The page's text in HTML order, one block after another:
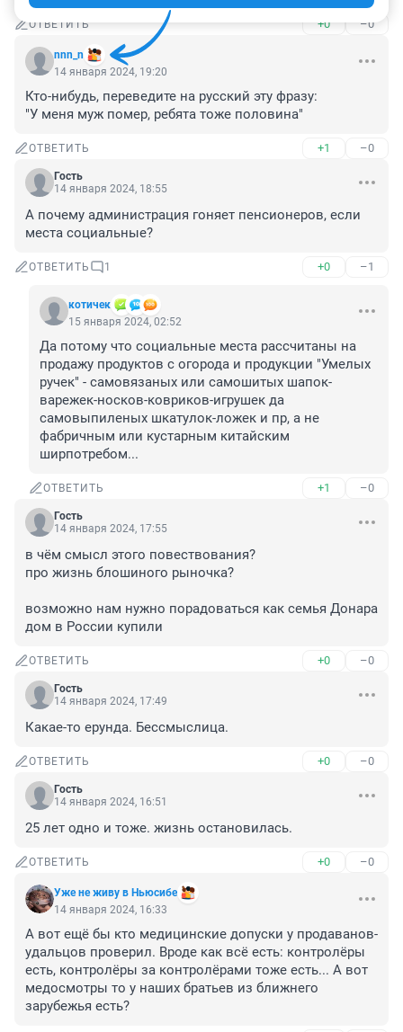
ОТВЕТИТЬ +0 –0
nnn_n
14 января 2024, 19:20
Кто-нибудь, переведите на русский эту фразу:
"У меня муж помер, ребята тоже половина"
ОТВЕТИТЬ +1 –0
Гость
14 января 2024, 18:55
А почему администрация гоняет пенсионеров, если
места социальные?
ОТВЕТИТЬ 1 +0 –1
котичек
15 января 2024, 02:52
Да потому что социальные места рассчитаны на
продажу продуктов с огорода и продукции "Умелых
ручек" - самовязаных или самошитых шапок-
варежек-носков-ковриков-игрушек да
самовыпиленых шкатулок-ложек и пр, а не
фабричным или кустарным китайским
ширпотребом...
ОТВЕТИТЬ +1 –0
Гость
14 января 2024, 17:55
в чём смысл этого повествования?
про жизнь блошиного рыночка?
возможно нам нужно порадоваться как семья Донара
дом в России купили
ОТВЕТИТЬ +0 –0
Гость
14 января 2024, 17:49
Какае-то ерунда. Бессмыслица.
ОТВЕТИТЬ +0 –0
Гость
14 января 2024, 16:51
25 лет одно и тоже. жизнь остановилась.
ОТВЕТИТЬ +0 –0
Уже не живу в Ньюсибе
14 января 2024, 16:33
А вот ещё бы кто медицинские допуски у продаванов-
удальцов проверил. Вроде как всё есть: контролёры
есть, контролёры за контролёрами тоже есть... А вот
медосмотры то у наших братьев из ближнего
зарубежья есть?